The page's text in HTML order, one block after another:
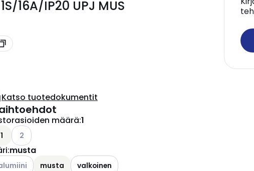
16A/IP20 UPJ MUS
Katso tuotedokumentit
määrä:1
1 Katso käytettävissä olevat vaihtoehdot
2
:musta
käytettävissä olevat vaihtoehdot
musta valkoinen